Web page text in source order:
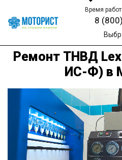
Время
8
Ремонт ТНВД
ИС-Ф) в